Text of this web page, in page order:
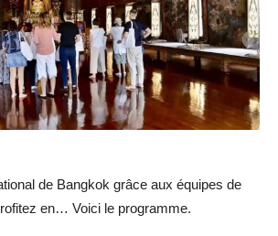
de Bangkok grâce aux équipes de
en… Voici le programme.